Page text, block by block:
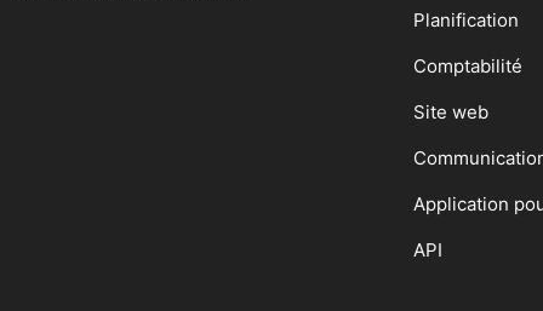
Planification
Comptabilité
Site web
Application
API